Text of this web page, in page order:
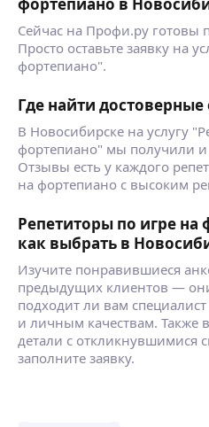
Сейчас на Профи.ру готовы
Просто оставьте заявку на
фортепиано".
Где найти
В Новосибирске на услугу
фортепиано" мы получили
Отзывы есть у каждого
на фортепиано с высоким
Репетиторы по игре на
как выбрать в
Изучите понравившиеся
предыдущих клиентов —
подходит ли вам
и личным качествам. Также
детали с откликнувшимися
заполните заявку.